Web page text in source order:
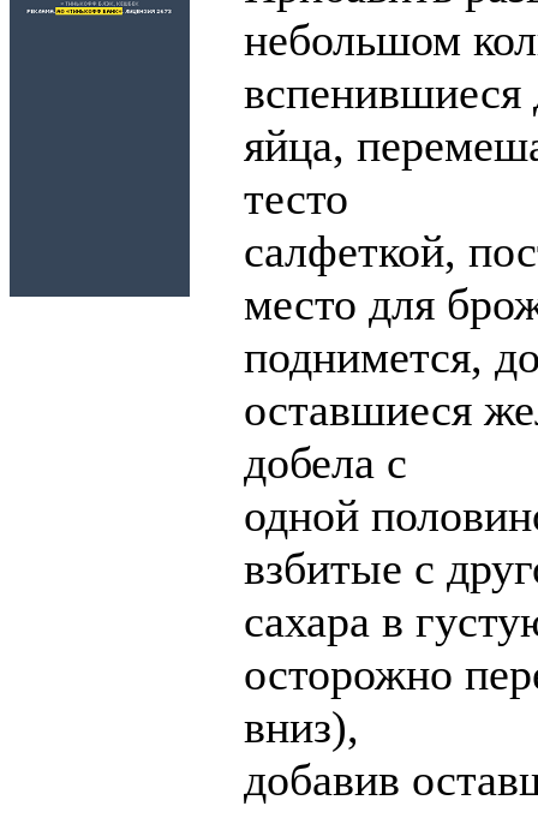
небольшом
яйца,
тесто
салфеткой,
место для
поднимется,
оставшиеся
добела с
одной
взбитые с
сахара в
осторожно
вниз),
добавив